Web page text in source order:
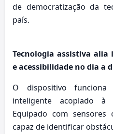
de democratização da
país.
Tecnologia assistiva alia
e acessibilidade no dia a
O dispositivo
inteligente acoplado à
Equipado com
capaz de identificar